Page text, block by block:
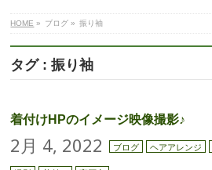
HOME » ブログ » 振り袖
タグ : 振り袖
着付けHPのイメージ映像撮影♪
2月 4, 2022 ブログ ヘアアレンジ